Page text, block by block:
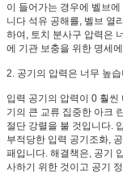
이 들어가는 경우에 벨브
니다 석유 공해를, 벨브 열
하여, 토치 분사구 압력은
에 기관 보충을 위한 명세
2. 공기의 압력은 너무 높
입력 공기의 압력이 0 훨
기의 큰 교류 집중한 아크
절단 강렬을 불 것입니다.
부적당한 입력 공기조화,
패입니다. 해결책은, 공기
사하기 위한 것이고 공기